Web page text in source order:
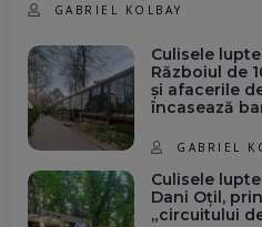
GABRIEL KOLBAY
Culisele
Războiul de
și afacerile
încasează
GABRIEL
Culisele
Dani Oțil,
„circuitului